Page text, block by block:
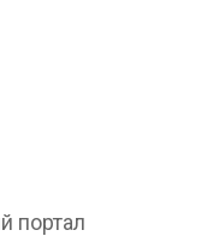
портал